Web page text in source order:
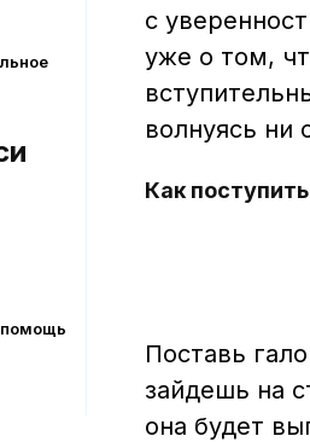
помощь
с
уже о том,
волнуясь ни
Как
Поставь
зайдешь на
она будет